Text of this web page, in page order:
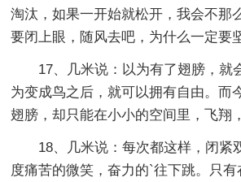
淘汰，如果一开始就松开，我会不那
要闭上眼，随风去吧，为什么一定要
17、几米说：以为有了翅膀，就
为变成鸟之后，就可以拥有自由。而
翅膀，却只能在小小的空间里，飞翔
18、几米说：每次都这样，闭紧
度痛苦的微笑，奋力的`往下跳。只有